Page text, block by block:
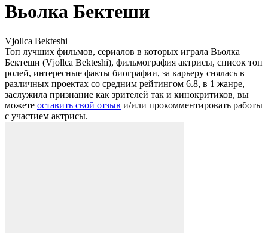
Вьолка Бектеши
Vjollca Bekteshi
Топ лучших фильмов, сериалов в которых играла Вьолка
Бектеши (Vjollca Bekteshi), фильмография актрисы, список топ
ролей, интересные факты биографии, за карьеру снялась в
различных проектах со средним рейтингом 6.8, в 1 жанре,
заслужила признание как зрителей так и кинокритиков, вы
можете оставить свой отзыв и/или прокомментировать работы
с участием актрисы.